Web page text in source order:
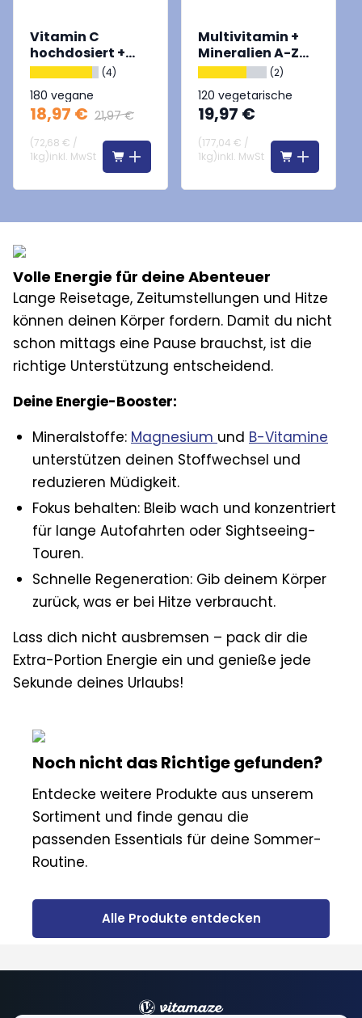
Vitamin C
hochdosiert +
Zink
(4)
180 vegane
Tabletten
18,97 € 21,97 €
(72,68 € /
1kg)inkl. MwSt
Multivitamin +
Mineralien A-Z
Hochdosiert
(2)
120 vegetarische
Kapseln
19,97 €
(177,04 € /
1kg)inkl. MwSt
Volle Energie für deine Abenteuer
Lange Reisetage, Zeitumstellungen und Hitze
können deinen Körper fordern. Damit du nicht
schon mittags eine Pause brauchst, ist die
richtige Unterstützung entscheidend.
Deine Energie-Booster:
Mineralstoffe: Magnesium und B-Vitamine
unterstützen deinen Stoffwechsel und
reduzieren Müdigkeit.
Fokus behalten: Bleib wach und konzentriert
für lange Autofahrten oder Sightseeing-
Touren.
Schnelle Regeneration: Gib deinem Körper
zurück, was er bei Hitze verbraucht.
Lass dich nicht ausbremsen – pack dir die
Extra-Portion Energie ein und genieße jede
Sekunde deines Urlaubs!
Noch nicht das Richtige gefunden?
Entdecke weitere Produkte aus unserem
Sortiment und finde genau die
passenden Essentials für deine Sommer-
Routine.
Alle Produkte entdecken